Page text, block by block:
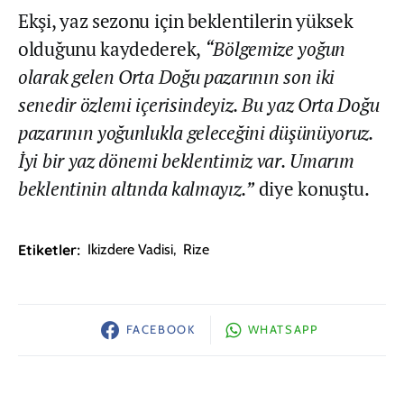
Ekşi, yaz sezonu için beklentilerin yüksek
olduğunu kaydederek, “Bölgemize yoğun
olarak gelen Orta Doğu pazarının son iki
senedir özlemi içerisindeyiz. Bu yaz Orta Doğu
pazarının yoğunlukla geleceğini düşünüyoruz.
İyi bir yaz dönemi beklentimiz var. Umarım
beklentinin altında kalmayız.”diye konuştu.
Etiketler: Ikizdere Vadisi, Rize
FACEBOOK WHATSAPP